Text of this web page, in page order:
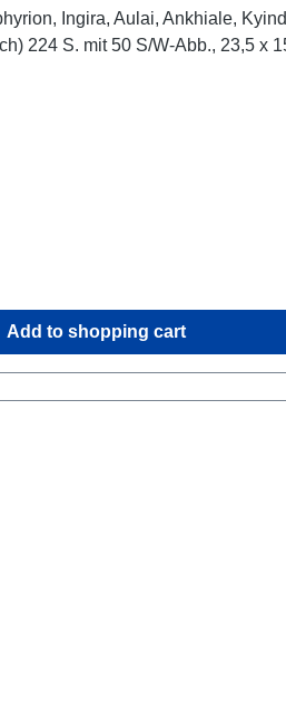
Ingira, Aulai, Ankhiale,
224 S. mit 50 S/W-Abb., 23,5 x
Add to shopping cart